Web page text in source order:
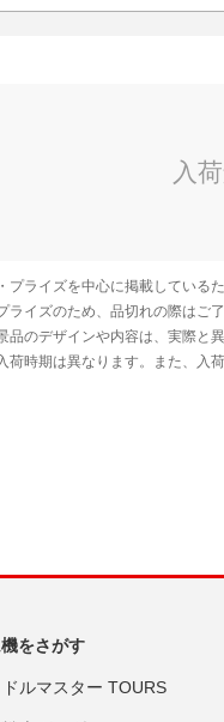
をさがす
ルマスター TOURS